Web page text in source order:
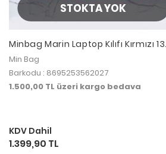
STOKTA YOK
Minbag Marin Laptop Kılıfı Kırmızı 13
inç
Min Bag
Barkodu : 8695253562027
1.500,00 TL üzeri kargo bedava
KDV Dahil
1.399,90 TL